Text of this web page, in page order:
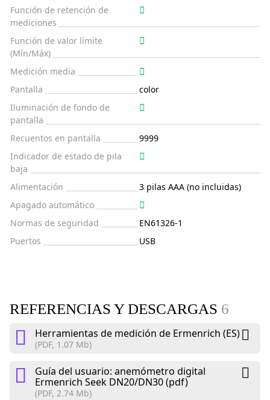
Función de retención de
mediciones
Función de valor límite
(Mín/Máx)
Medición media
Pantalla
color
Iluminación de fondo de
pantalla
Recuentos en pantalla
9999
Indicador de estado de pila
baja
Alimentación
3 pilas AAA (no incluidas)
Apagado automático
Normas de seguridad
EN61326-1
Puertos
USB
REFERENCIAS Y DESCARGAS 6
Herramientas de medición de Ermenrich (ES)
(PDF, 1.07 Mb)
Guía del usuario: anemómetro digital
Ermenrich Seek DN20/DN30 (pdf)
(PDF, 2.74 Mb)